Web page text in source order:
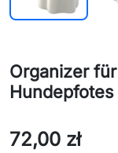
Organizer
Hundepfotes
72,00 zł